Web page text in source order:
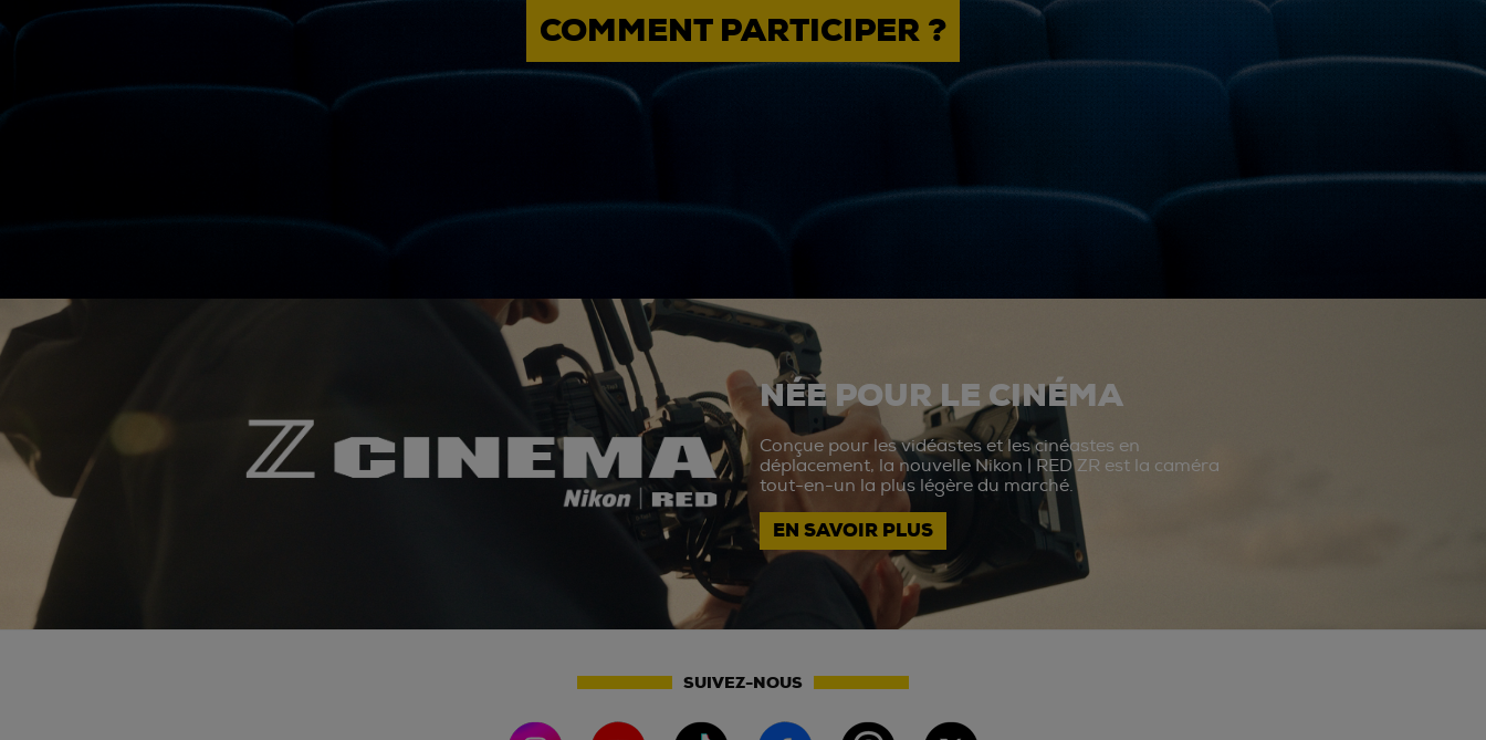
COMMENT PARTICIPER ?
NÉE POUR LE CINÉMA
Conçue pour les vidéastes et les cinéastes en
déplacement, la nouvelle Nikon | RED ZR est la caméra
tout-en-un la plus légère du marché.
EN SAVOIR PLUS
SUIVEZ-NOUS